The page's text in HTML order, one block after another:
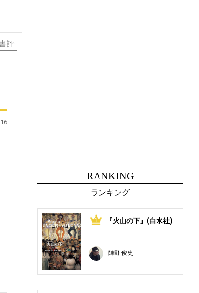
評
RANKING
ランキング
1 『火山の下』(白水社)
陣野 俊史